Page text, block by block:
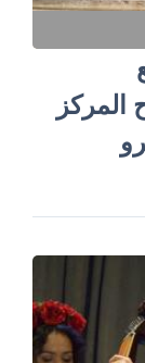
المركز